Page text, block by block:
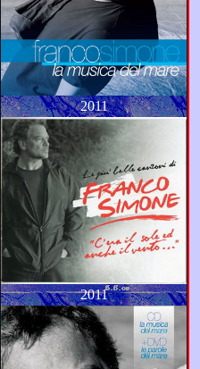
2011
2011